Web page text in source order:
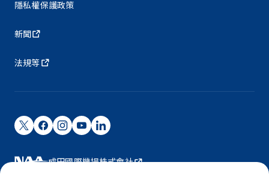
隱私權保護政策
新聞
法規等
成田國際機場株式會社